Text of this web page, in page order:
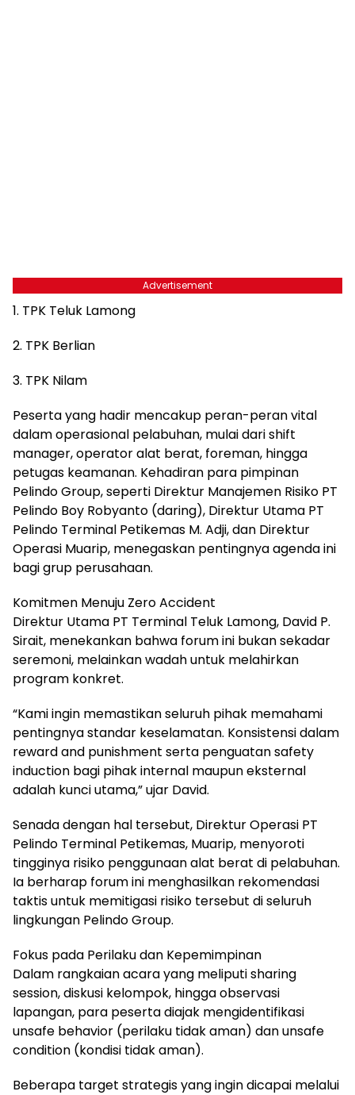
Advertisement
1. TPK Teluk Lamong
2. TPK Berlian
3. TPK Nilam
Peserta yang hadir mencakup peran-peran vital
dalam operasional pelabuhan, mulai dari shift
manager, operator alat berat, foreman, hingga
petugas keamanan. Kehadiran para pimpinan
Pelindo Group, seperti Direktur Manajemen Risiko PT
Pelindo Boy Robyanto (daring), Direktur Utama PT
Pelindo Terminal Petikemas M. Adji, dan Direktur
Operasi Muarip, menegaskan pentingnya agenda ini
bagi grup perusahaan.
Komitmen Menuju Zero Accident
Direktur Utama PT Terminal Teluk Lamong, David P.
Sirait, menekankan bahwa forum ini bukan sekadar
seremoni, melainkan wadah untuk melahirkan
program konkret.
“Kami ingin memastikan seluruh pihak memahami
pentingnya standar keselamatan. Konsistensi dalam
reward and punishment serta penguatan safety
induction bagi pihak internal maupun eksternal
adalah kunci utama,” ujar David.
Senada dengan hal tersebut, Direktur Operasi PT
Pelindo Terminal Petikemas, Muarip, menyoroti
tingginya risiko penggunaan alat berat di pelabuhan.
Ia berharap forum ini menghasilkan rekomendasi
taktis untuk memitigasi risiko tersebut di seluruh
lingkungan Pelindo Group.
Fokus pada Perilaku dan Kepemimpinan
Dalam rangkaian acara yang meliputi sharing
session, diskusi kelompok, hingga observasi
lapangan, para peserta diajak mengidentifikasi
unsafe behavior (perilaku tidak aman) dan unsafe
condition (kondisi tidak aman).
Beberapa target strategis yang ingin dicapai melalui